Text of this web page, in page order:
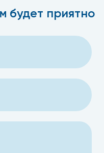
будет приятно